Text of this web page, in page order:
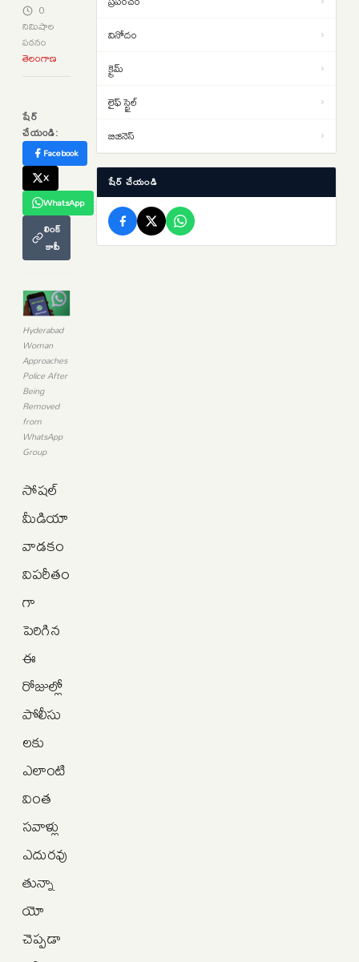
0
నిమిషాల
పఠనం
తెలంగాణ
షేర్
చేయండి:
Facebook
X
WhatsApp
లింక్
కాపీ
Hyderabad
Woman
Approaches
Police After
Being
Removed
from
WhatsApp
Group
సోషల్
మీడియా
వాడకం
విపరీతం
గా
పెరిగిన
ఈ
రోజుల్లో
పోలీసు
లకు
ఎలాంటి
వింత
సవాళ్లు
ఎదురవు
తున్నా
యో
చెప్పడా
అనుమతి రద్దుపై రాహుల్ మండిపాటు
స్థానం..టీడీపీది 4వ స్థానం
12:17నిరసనలు.. వాయిదాల మధ్య బిల్లులు
పాస్…పార్లమెంట్ ఉభయసభల్లోనూ
ఇదే తంతు
వినోదం ›
క్రైమ్ ›
లైఫ్ స్టైల్ ›
బిజినెస్ ›
షేర్ చేయండి